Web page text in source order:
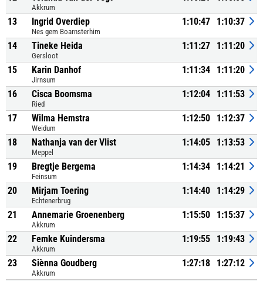
Akkrum
13 Ingrid Overdiep
Nes gem Boarnsterhim
1:10:47 1:10:37
14 Tineke Heida
Gersloot
1:11:27 1:11:20
15 Karin Danhof
Jirnsum
1:11:34 1:11:20
16 Cisca Boomsma
Ried
1:12:04 1:11:53
17 Wilma Hemstra
Weidum
1:12:50 1:12:37
18 Nathanja van der Vlist
Meppel
1:14:05 1:13:53
19 Bregtje Bergema
Feinsum
1:14:34 1:14:21
20 Mirjam Toering
Echtenerbrug
1:14:40 1:14:29
21 Annemarie Groenenberg
Akkrum
1:15:50 1:15:37
22 Femke Kuindersma
Akkrum
1:19:55 1:19:43
23 Siènna Goudberg
Akkrum
1:27:18 1:27:12